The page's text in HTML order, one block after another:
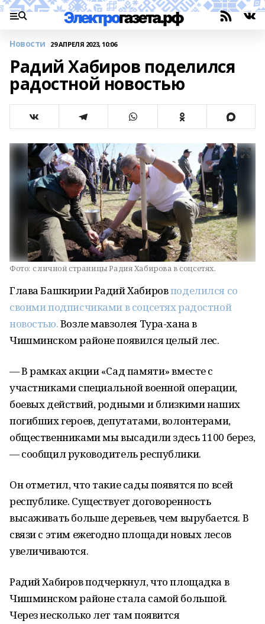
Новости 29 АПРЕЛЯ 2023, 10:06
Радий Хабиров поделился
радостной новостью
Фото: с личной страницы Радия Хабирова в соцсетях.
Глава Башкирии Радий Хабировподелился со
своими подписчиками в соцсетях радостной
новостью.Возле мавзолея Тура-хана в
Чишминском районе появился целый лес.
— В рамках акции «Сад памяти» вместе с
участниками специальной военной операции,
боевых действий, родными и близкими наших
погибших героев, депутатами, волонтерами,
общественниками мы высадили здесь 1100 берез,
— сообщил руководитель республики.
Он отметил, что такие сады появятся по всей
республике. Существует договоренность
высаживать больше деревьев, чем вырубается. В
связи с этим ежегодно площади новых лесов
увеличиваются.
Радий Хабиров подчеркнул, что площадка в
Чишминском районе стала самой большой.
Через несколько лет там появится